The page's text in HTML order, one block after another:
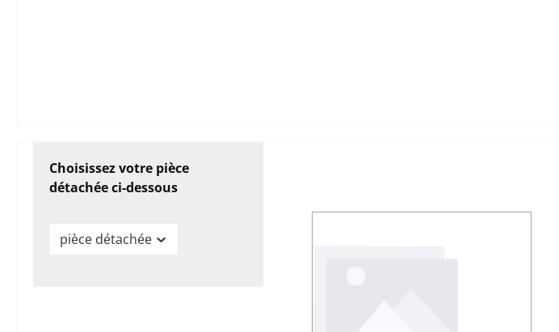
Choisissez votre pièce
détachée ci-dessous
pièce détachée